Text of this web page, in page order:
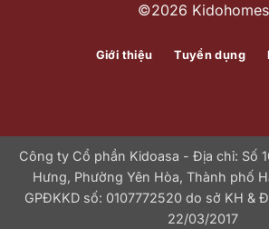
©2026 Kidohomes
Giới thiệu Tuyển dụng
Công ty Cổ phần Kidoasa - Địa chỉ: Số
Hưng, Phường Yên Hòa, Thành phố
GPĐKKD số: 0107772520 do sở KH &
22/03/2017